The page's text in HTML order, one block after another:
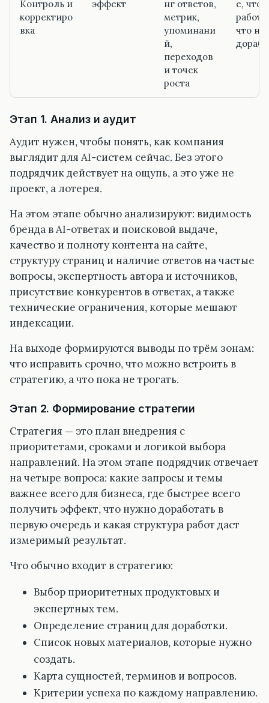
Контроль и
корректиро
вка
эффект
нг ответов,
метрик,
упоминани
й,
переходов
и точек
роста
е, что
что
Этап 1. Анализ и аудит
Аудит нужен, чтобы понять, как компания
выглядит для AI-систем сейчас. Без этого
подрядчик действует на ощупь, а это уже не
проект, а лотерея.
На этом этапе обычно анализируют: видимость
бренда в AI-ответах и поисковой выдаче,
качество и полноту контента на сайте,
структуру страниц и наличие ответов на частые
вопросы, экспертность автора и источников,
присутствие конкурентов в ответах, а также
технические ограничения, которые мешают
индексации.
На выходе формируются выводы по трём зонам:
что исправить срочно, что можно встроить в
стратегию, а что пока не трогать.
Этап 2. Формирование стратегии
Стратегия — это план внедрения с
приоритетами, сроками и логикой выбора
направлений. На этом этапе подрядчик отвечает
на четыре вопроса: какие запросы и темы
важнее всего для бизнеса, где быстрее всего
получить эффект, что нужно доработать в
первую очередь и какая структура работ даст
измеримый результат.
Что обычно входит в стратегию:
Выбор приоритетных продуктовых и
экспертных тем.
Определение страниц для доработки.
Список новых материалов, которые нужно
создать.
Карта сущностей, терминов и вопросов.
Критерии успеха по каждому направлению.